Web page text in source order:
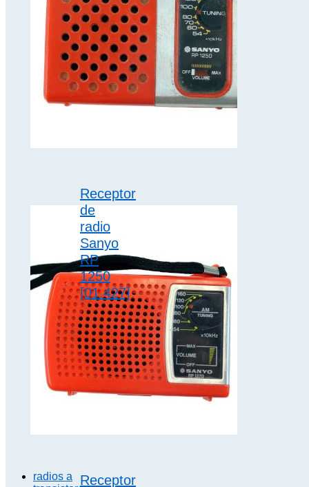
Receptor
de
radio
Sanyo
RP
1250
[01.427]
Pequeña
radio portátil
transistores,
con altavoz
dinámico de
imán
radios a
Receptor